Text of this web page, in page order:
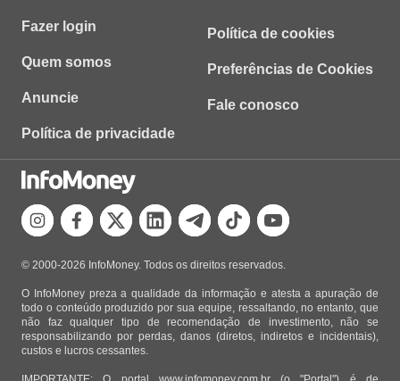
Fazer login
Quem somos
Anuncie
Política de privacidade
Política de cookies
Preferências de Cookies
Fale conosco
© 2000-2026 InfoMoney. Todos os direitos reservados.
O InfoMoney preza a qualidade da informação e atesta a apuração de
todo o conteúdo produzido por sua equipe, ressaltando, no entanto, que
não faz qualquer tipo de recomendação de investimento, não se
responsabilizando por perdas, danos (diretos, indiretos e incidentais),
custos e lucros cessantes.